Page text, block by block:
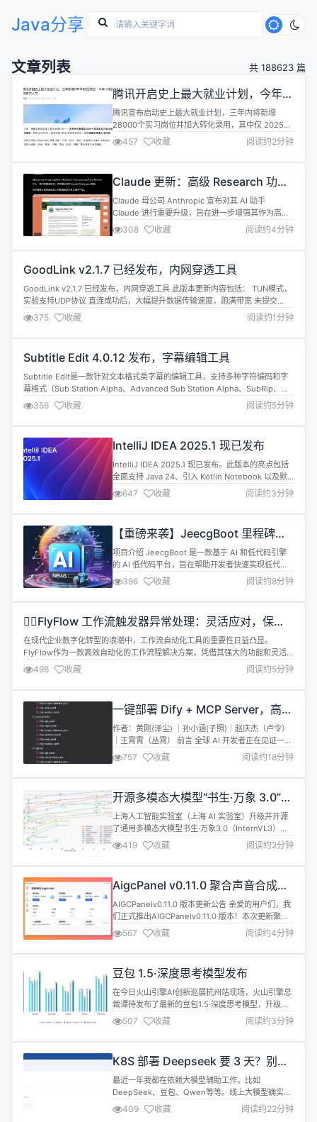
Java分享
文章列表 共 188623 篇
腾讯开启史上最大就业计划，今年六
成面向技术人才
腾讯宣布启动史上最大就业计划，三年内将新增
28000个实习岗位并加大转化录用，其中仅 2025
年，就将迎来 10000名校招实习生，有六成面向技术
人才开放。 腾讯方面表示，今年开放的校招实习岗位
涵盖技术、产品、设计、市场、职能等五大类70余种
营、销售、美术等多个岗位职能。同时，在大模型加
速落地的背景下，腾讯加大了...
457 收藏 阅读约2分钟
Claude 更新：高级 Research 功
能、深度集成 Google
Workspace、语音模式即将上线
Claude 母公司 Anthropic 宣布对其 AI 助手
Claude 进行重要升级，旨在进一步增强其作为高效
协作工具的实用性。 本次更新引入了两项新功能，
Research 和 Google Workspace 深度集成。
Claude 本次新增的 Research 功能，与此前
Research...
308 收藏 阅读约4分钟
GoodLink v2.1.7 已经发布，内网穿透工具
GoodLink v2.1.7 已经发布，内网穿透工具 此版本更新内容包括： TUN模式，
实验支持UDP协议 直连成功后，大幅提升数据传输速度，跑满带宽 未提交
Docker 详情查看：https://gitee.com/konyshe/goodlink/releases/v2.1.7
375 收藏 阅读约1分钟
Subtitle Edit 4.0.12 发布，字幕编辑工具
Subtitle Edit是一款针对文本格式类字幕的编辑工具，支持多种字符编码和字
幕格式（Sub Station Alpha、Advanced Sub Station Alpha、SubRip、
MicroDVD、MPL2、MPsub (MPlayer subtitle)、SubViewer 2.0、Plain-
Text、Adobe Encore DVD）。 ...
356 收藏 阅读约5分钟
IntelliJ IDEA 2025.1 现已发布
IntelliJ IDEA 2025.1 现已发布。此版本的亮点包括
全面支持 Java 24、引入 Kotlin Notebook 以及默
认启用的 K2 模式。JetBrains AI 也进行了重大升
级，将 AI Assistant 和 Junie 整合到一个订阅中。
调试支持也更加强大，新增了暂停和恢复 watch
647 收藏 阅读约3分钟
【重磅来袭】JeecgBoot 里程碑
v3.8.0，AI 首版本发布
项目介绍 JeecgBoot 是一款基于 AI 和低代码引擎
的 AI 低代码平台，旨在帮助开发者快速实现低代码
开发和构建、部署个性化的 AI 应用。 前后端分离架
构 Ant Design&amp;Vue3，SpringBoot，
SpringCloud，Mybatis，Shiro，强大的代码生成
AI 大模型功能:...
396 收藏 阅读约8分钟
❤️‍🔥FlyFlow 工作流触发器异常处理：灵活应对，保障
流程稳定运行
在现代企业数字化转型的浪潮中，工作流自动化工具的重要性日益凸显。
FlyFlow作为一款高效自动化的工作流程解决方案，凭借其强大的功能和灵活
的配置，受到了众多用户的青睐。今天，我们就来深入探讨一下FlyFlow工作
流中触发器异常处理的几种方式：忽略异常、抛出异常、终止流程和跳转指定
节点。 一、触发器异常处理概述 在工作流的运行过程中，触发器是启动流程的
关键环节...
498 收藏 阅读约5分钟
一键部署 Dify + MCP Server，高效
开发 AI 智能体应用
作者：黄刚(泽尘) ｜孙小涵(子照)｜赵庆杰（卢令）
｜王霄霄（丛霄） 前言 全球 AI 开发者正在见证一场
"AI 智能体革命"。 从 2024 年 Dify.ai 发布开源框架
Dify以来，到全球开发者基于其快速构建的智能客
服、企业知识库、AI 营销助手等场景应用，GitHub
的协议也异军突...
757 收藏 阅读约18分钟
开源多模态大模型“书生·万象 3.0”发
布
上海人工智能实验室（上海 AI 实验室）升级并开源
了通用多模态大模型书生·万象3.0（InternVL3）。
根据介绍，通过采用创新的多模态预训练和后训练方
法，InternVL3 多模态基础能力全面提升，在专家级
基准测试、多模态性能全面测试中，10亿~780亿参
大幅提升了图形用户界面（GUI）智能体、建筑场景
图纸...
419 收藏 阅读约2分钟
AigcPanel v0.11.0 聚合声音合成，
支持千种声音，已知问题修复
AIGCPanelv0.11.0 版本更新公告 亲爱的用户们，我
们正式推出AIGCPanelv0.11.0 版本！本次更新聚焦
声音合成能力升级 与 系统稳定性优化，为您带来更
高效、多元的使用体验。 软件介绍 AigcPanel是一
个简单易用的一站式AI数字人系统，小白也可使用。
管理、一键导入和使用AI模型。 ...
567 收藏 阅读约4分钟
豆包 1.5·深度思考模型发布
在今日火山引擎AI创新巡展杭州站现场，火山引擎总
裁谭待发布了最新的豆包1.5·深度思考模型，升级豆
包·文生图模型3.0、豆包·视觉理解模型。 同时，面
向Agent服务，发布OS Agent解决方案、GUI
Agent大模型——豆包1.5·UI-TARS模型；面向大规
露，截至2025年3月底，豆包大模...
507 收藏 阅读约3分钟
K8S 部署 Deepseek 要 3 天？别逗
了！Ollama+GPU Operator 1 小时
搞定
最近一年我都在依赖大模型辅助工作，比如
DeepSeek、豆包、Qwen等等。线上大模型确实方
便，敲几个字就能生成文案、写代码、做表格，极大
提高了效率。但对于企业来说：公司内部数据敏感、
409 收藏 阅读约22分钟